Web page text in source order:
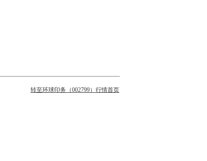
转至环球印务（002799）行情首页